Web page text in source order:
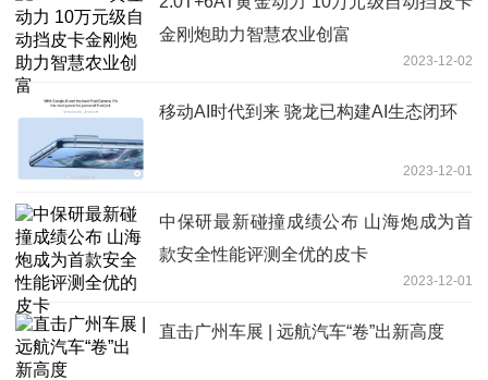
金刚炮助力智慧农业创富
2023-12-02
移动AI时代到来 骁龙已构建AI生态闭环
2023-12-01
中保研最新碰撞成绩公布 山海炮成为首
款安全性能评测全优的皮卡
2023-12-01
直击广州车展 | 远航汽车“卷”出新高度